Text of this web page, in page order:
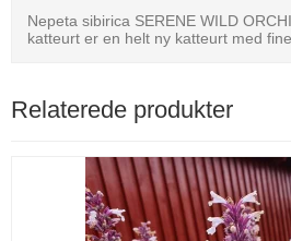
Nepeta sibirica SERENE WILD
katteurt er en helt ny katteurt med
Relaterede produkter